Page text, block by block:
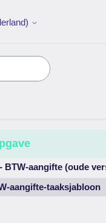
BTW-aangifte (oude
aangifte-taaksjabloon